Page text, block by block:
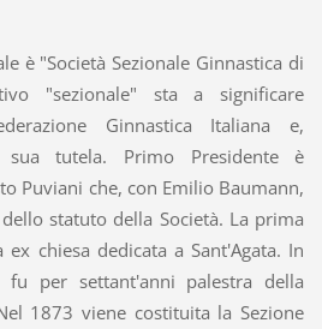
è "Società Sezionale Ginnastica di
"sezionale" sta a significare
Ginnastica Italiana e,
sua tutela. Primo Presidente è
Puviani che, con Emilio Baumann,
statuto della Società. La prima
chiesa dedicata a Sant'Agata. In
fu per settant'anni palestra della
1873 viene costituita la Sezione